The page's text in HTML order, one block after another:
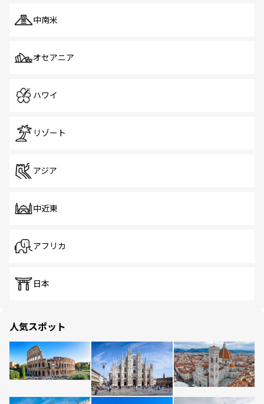
中南米
オセアニア
ハワイ
リゾート
アジア
中近東
アフリカ
日本
人気スポット